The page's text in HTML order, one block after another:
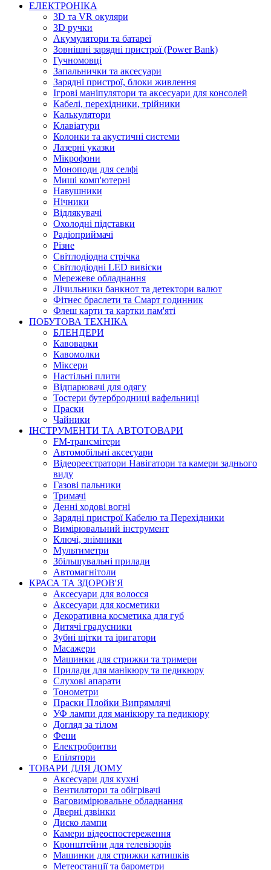
ЕЛЕКТРОНІКА
3D та VR окуляри
3D ручки
Акумулятори та батареї
Зовнішні зарядні пристрої (Power Bank)
Гучномовці
Запальнички та аксесуари
Зарядні пристрої, блоки живлення
Ігрові маніпулятори та аксесуари для консолей
Кабелі, перехідники, трійники
Калькулятори
Клавіатури
Колонки та акустичні системи
Лазерні указки
Мікрофони
Моноподи для селфі
Миші комп'ютерні
Навушники
Нічники
Відлякувачі
Охолодні підставки
Радіоприймачі
Різне
Світлодіодна стрічка
Світлодіодні LED вивіски
Мережеве обладнання
Лічильники банкнот та детектори валют
Фітнес браслети та Смарт годинник
Флеш карти та картки пам'яті
ПОБУТОВА ТЕХНІКА
БЛЕНДЕРИ
Кавоварки
Кавомолки
Міксери
Настільні плити
Відпарювачі для одягу
Тостери бутербродниці вафельниці
Праски
Чайники
ІНСТРУМЕНТИ ТА АВТОТОВАРИ
FM-трансмітери
Автомобільні аксесуари
Відеореєстратори Навігатори та камери заднього
виду
Газові пальники
Тримачі
Денні ходові вогні
Зарядні пристрої Кабелю та Перехідники
Вимірювальний інструмент
Ключі, знімники
Мультиметри
Збільшувальні прилади
Автомагнітоли
КРАСА ТА ЗДОРОВ'Я
Аксесуари для волосся
Аксесуари для косметики
Декоративна косметика для губ
Дитячі градусники
Зубні щітки та іригатори
Масажери
Машинки для стрижки та тримери
Прилади для манікюру та педикюру
Слухові апарати
Тонометри
Праски Плойки Випрямлячі
УФ лампи для манікюру та педикюру
Догляд за тілом
Фени
Електробритви
Епілятори
ТОВАРИ ДЛЯ ДОМУ
Аксесуари для кухні
Вентилятори та обігрівачі
Ваговимірювальне обладнання
Дверні дзвінки
Диско лампи
Камери відеоспостереження
Кронштейни для телевізорів
Машинки для стрижки катишків
Метеостанції та барометри